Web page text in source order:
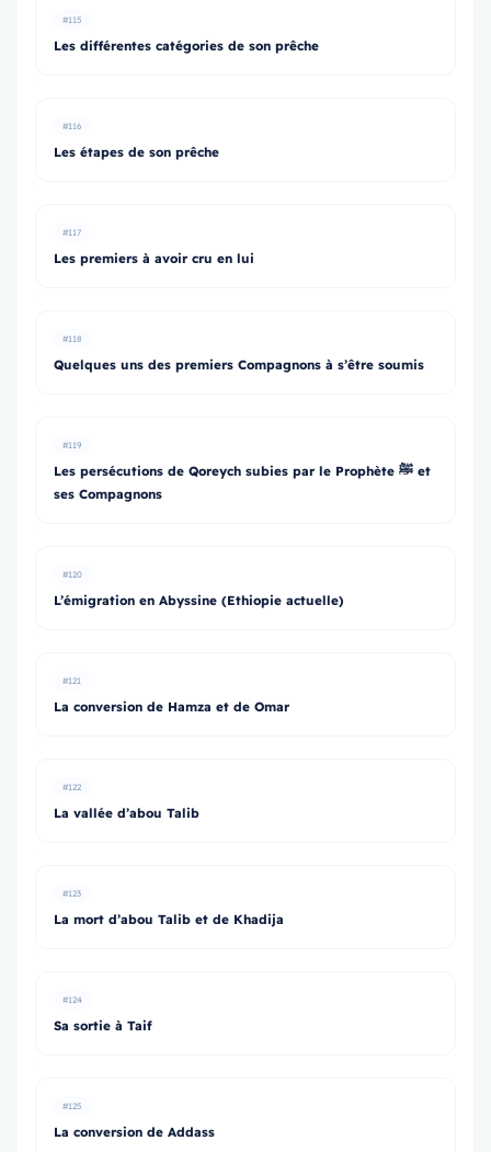
#115
Les différentes catégories de son prêche
#116
Les étapes de son prêche
#117
Les premiers à avoir cru en lui
#118
Quelques uns des premiers Compagnons à s’être soumis
#119
Les persécutions de Qoreych subies par le Prophète ﷺ et
ses Compagnons
#120
L’émigration en Abyssine (Ethiopie actuelle)
#121
La conversion de Hamza et de Omar
#122
La vallée d’abou Talib
#123
La mort d’abou Talib et de Khadija
#124
Sa sortie à Taif
#125
La conversion de Addass